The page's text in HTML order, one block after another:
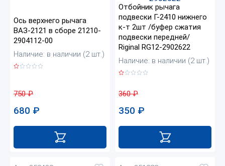
Ось верхнего рычага
ВАЗ-2121 в сборе 21210-
2904112-00
Наличие: в наличии (2 шт.)
750₽
680 ₽
Отбойник рычага
подвески Г-2410 нижнего
к-т 2шт /буфер сжатия
подвески передней/
Riginal RG12-2902622
Наличие: в наличии (2 шт.)
360₽
350 ₽